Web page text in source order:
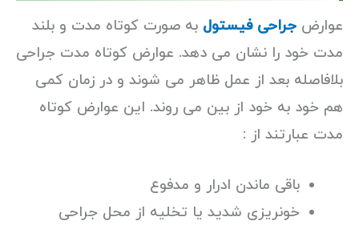
عوارض جراحی فیستول به صورت کوتاه مدت و بلند
مدت خود را نشان می دهد. عوارض کوتاه مدت جراحی
بلافاصله بعد از عمل ظاهر می شوند و در زمان کمی
هم خود به خود از بین می روند. این عوارض کوتاه
مدت عبارتند از :
باقی ماندن ادرار و مدفوع
خونریزی شدید یا تخلیه از محل جراحی